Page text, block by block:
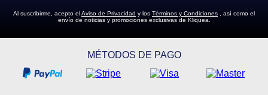
Al suscribirme, acepto elAviso de Privacidad y los Términos y Condiciones , así como el
envío de noticias y promociones exclusivas de Kliquea.
MÉTODOS DE PAGO